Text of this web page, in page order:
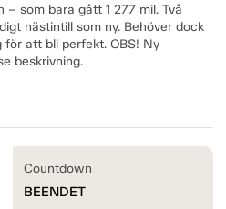
– som bara gått 1 277 mil. Två
nästintill som ny. Behöver dock
att bli perfekt. OBS! Ny
beskrivning.
Countdown
BEENDET